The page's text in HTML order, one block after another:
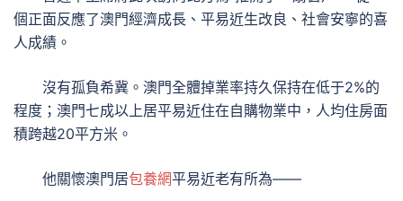
個正面反應了澳門經濟成長、平易近生改良、社會安寧的喜
人成績。
沒有孤負希冀。澳門全體掉業率持久保持在低于2%的
程度；澳門七成以上居平易近住在自購物業中，人均住房面
積跨越20平方米。
他關懷澳門居包養網平易近老有所為——